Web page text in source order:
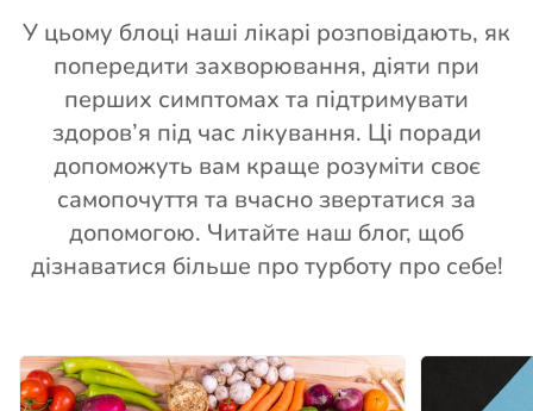
У цьому блоці наші лікарі розповідають, як
попередити захворювання, діяти при
перших симптомах та підтримувати
здоров’я під час лікування. Ці поради
допоможуть вам краще розуміти своє
самопочуття та вчасно звертатися за
допомогою. Читайте наш блог, щоб
дізнаватися більше про турботу про себе!